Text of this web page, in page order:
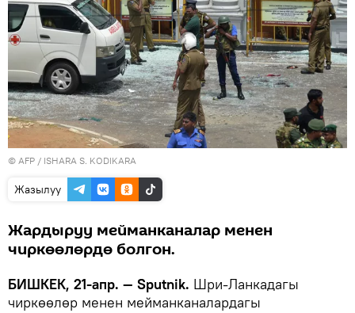
© AFP / ISHARA S. KODIKARA
Жазылуу
Жардыруу мейманканалар менен
чиркөөлөрдө болгон.
БИШКЕК, 21-апр. — Sputnik. Шри-Ланкадагы
чиркөөлөр менен мейманканалардагы